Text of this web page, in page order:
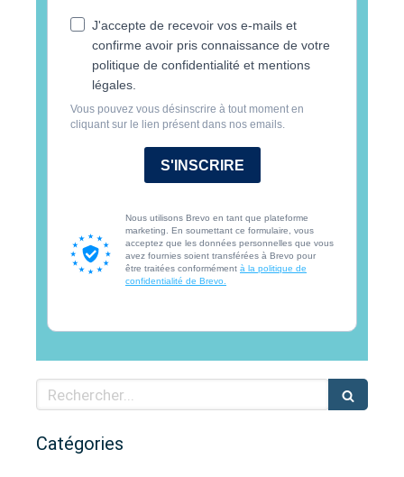
J'accepte de recevoir vos e-mails et
confirme avoir pris connaissance de votre
politique de confidentialité et mentions
légales.
Vous pouvez vous désinscrire à tout moment en
cliquant sur le lien présent dans nos emails.
S'INSCRIRE
Nous utilisons Brevo en tant que plateforme
marketing. En soumettant ce formulaire, vous
acceptez que les données personnelles que vous
avez fournies soient transférées à Brevo pour
être traitées conformément à la politique de
confidentialité de Brevo.
Rechercher
Catégories